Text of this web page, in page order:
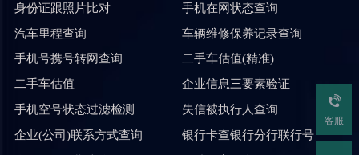
身份证跟照片比对
手机在网状态查询
汽车里程查询
车辆维修保养记录查询
手机号携号转网查询
二手车估值(精准)
二手车估值
企业信息三要素验证
手机空号状态过滤检测
失信被执行人查询
企业(公司)联系方式查询
银行卡查银行分行联行号
客服